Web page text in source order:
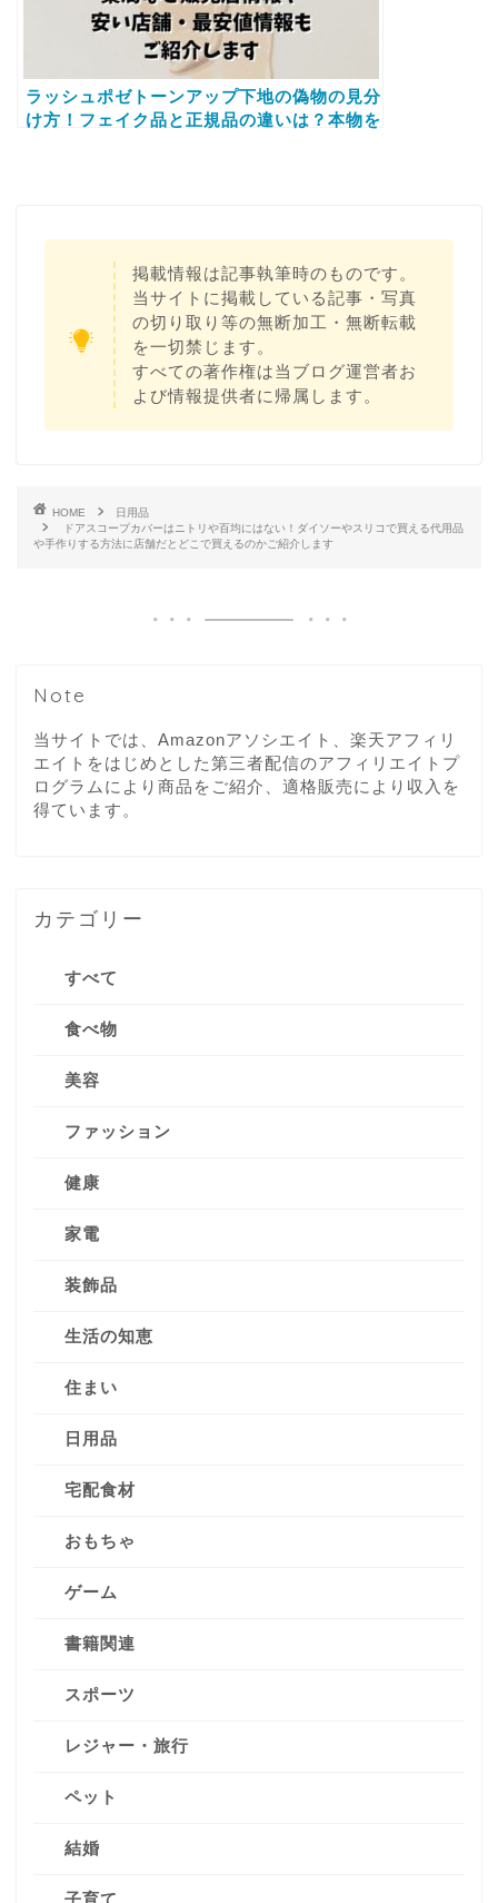
ラッシュポゼトーンアップ下地の偽物の見分
け方！フェイク品と正規品の違いは？本物を
掲載情報は記事執筆時のものです。
当サイトに掲載している記事・写真
の切り取り等の無断加工・無断転載
を一切禁じます。
すべての著作権は当ブログ運営者お
よび情報提供者に帰属します。
HOME
日用品
ドアスコープカバーはニトリや百均にはない！ダイソーやスリコで買える代用品
や手作りする方法に店舗だとどこで買えるのかご紹介します
Note
当サイトでは、Amazonアソシエイト、楽天アフィリ
エイトをはじめとした第三者配信のアフィリエイトプ
ログラムにより商品をご紹介、適格販売により収入を
得ています。
カテゴリー
すべて
食べ物
美容
ファッション
健康
家電
装飾品
生活の知恵
住まい
日用品
宅配食材
おもちゃ
ゲーム
書籍関連
スポーツ
レジャー・旅行
ペット
結婚
子育て